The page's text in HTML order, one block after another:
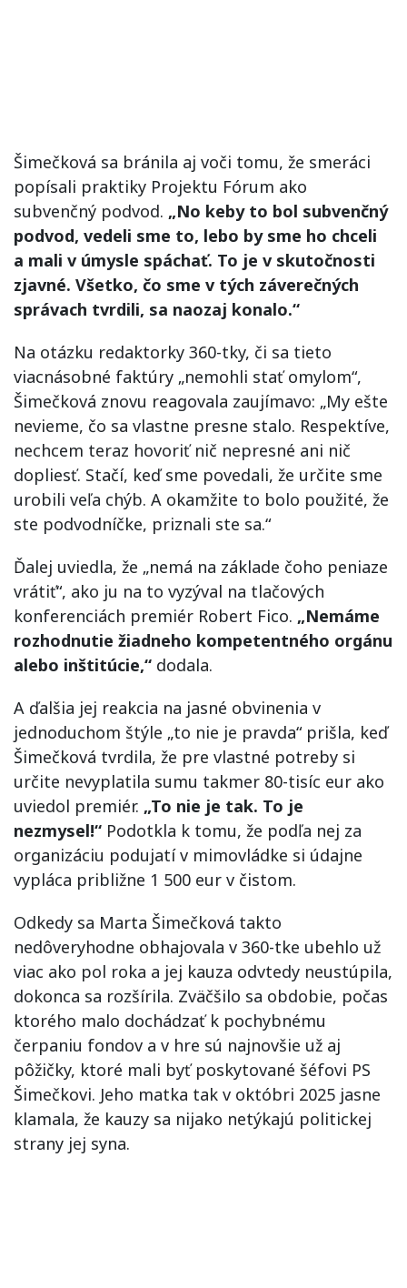
Šimečková sa bránila aj voči tomu, že smeráci
popísali praktiky Projektu Fórum ako
subvenčný podvod. „No keby to bol subvenčný
podvod, vedeli sme to, lebo by sme ho chceli
a mali v úmysle spáchať. To je v skutočnosti
zjavné. Všetko, čo sme v tých záverečných
správach tvrdili, sa naozaj konalo.“
Na otázku redaktorky 360-tky, či sa tieto
viacnásobné faktúry „nemohli stať omylom“,
Šimečková znovu reagovala zaujímavo: „My ešte
nevieme, čo sa vlastne presne stalo. Respektíve,
nechcem teraz hovoriť nič nepresné ani nič
dopliesť. Stačí, keď sme povedali, že určite sme
urobili veľa chýb. A okamžite to bolo použité, že
ste podvodníčke, priznali ste sa.“
Ďalej uviedla, že „nemá na základe čoho peniaze
vrátiť“, ako ju na to vyzýval na tlačových
konferenciách premiér Robert Fico. „Nemáme
rozhodnutie žiadneho kompetentného orgánu
alebo inštitúcie,“ dodala.
A ďalšia jej reakcia na jasné obvinenia v
jednoduchom štýle „to nie je pravda“ prišla, keď
Šimečková tvrdila, že pre vlastné potreby si
určite nevyplatila sumu takmer 80-tisíc eur ako
uviedol premiér. „To nie je tak. To je
nezmysel!“ Podotkla k tomu, že podľa nej za
organizáciu podujatí v mimovládke si údajne
vypláca približne 1 500 eur v čistom.
Odkedy sa Marta Šimečková takto
nedôveryhodne obhajovala v 360-tke ubehlo už
viac ako pol roka a jej kauza odvtedy neustúpila,
dokonca sa rozšírila. Zväčšilo sa obdobie, počas
ktorého malo dochádzať k pochybnému
čerpaniu fondov a v hre sú najnovšie už aj
pôžičky, ktoré mali byť poskytované šéfovi PS
Šimečkovi. Jeho matka tak v októbri 2025 jasne
klamala, že kauzy sa nijako netýkajú politickej
strany jej syna.